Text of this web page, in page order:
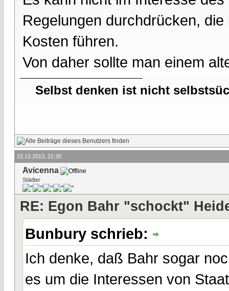
Regelungen durchdrücken,
Kosten führen.
Von daher sollte man einem
Selbst denken ist nicht
22.12.2013, 21:30
Avicenna
Städter
RE: Egon Bahr "schockt"
Bunbury schrieb:
Ich denke, daß Bahr sogar
es um die Interessen von